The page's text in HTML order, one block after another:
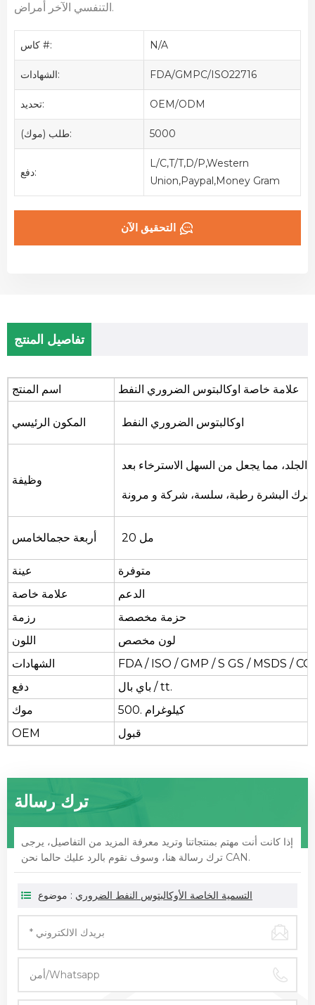
التنفسي الآخر أمراض.
كاس #: N/A
الشهادات: FDA/GMPC/ISO22716
تحديد: OEM/ODM
طلب (موك): 5000
دفع:
L/C,T/T,D/P,Western
Union,Paypal,Money Gram
التحقيق الآن
تفاصيل المنتج
اسم المنتج علامة خاصة اوكالبتوس الضروري النفط
المكون الرئيسي اوكالبتوس الضروري النفط
وظيفة
الجلد، مما يجعل من السهل الاسترخاء بعد
أربعة حجمالخامس 20 مل
عينة
متوفرة
علامة خاصة
الدعم
رزمة
حزمة مخصصة
اللون
لون مخصص
الشهادات
FDA / ISO / GMP / S GS / MSDS /
دفع
باي بال / tt.
موك
500. كيلوغرام
OEM
قبول
ترك رسالة
إذا كانت أنت مهتم بمنتجاتنا وتريد معرفة المزيد من التفاصيل، يرجى
ترك رسالة هنا، وسوف نقوم بالرد عليك حالما نحن CAN.
موضوع : التسمية الخاصة الأوكالبتوس النفط الضروري